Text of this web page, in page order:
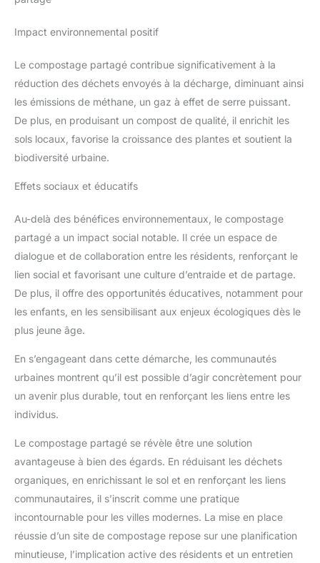
Impact environnemental positif
Le compostage partagé contribue significativement à la
réduction des déchets envoyés à la décharge, diminuant ainsi
les émissions de méthane, un gaz à effet de serre puissant.
De plus, en produisant un compost de qualité, il enrichit les
sols locaux, favorise la croissance des plantes et soutient la
biodiversité urbaine.
Effets sociaux et éducatifs
Au-delà des bénéfices environnementaux, le compostage
partagé a un impact social notable. Il crée un espace de
dialogue et de collaboration entre les résidents, renforçant le
lien social et favorisant une culture d’entraide et de partage.
De plus, il offre des opportunités éducatives, notamment pour
les enfants, en les sensibilisant aux enjeux écologiques dès le
plus jeune âge.
En s’engageant dans cette démarche, les communautés
urbaines montrent qu’il est possible d’agir concrètement pour
un avenir plus durable, tout en renforçant les liens entre les
individus.
Le compostage partagé se révèle être une solution
avantageuse à bien des égards. En réduisant les déchets
organiques, en enrichissant le sol et en renforçant les liens
communautaires, il s’inscrit comme une pratique
incontournable pour les villes modernes. La mise en place
réussie d’un site de compostage repose sur une planification
minutieuse, l’implication active des résidents et un entretien